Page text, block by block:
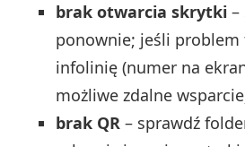
brak otwarcia skrytki –
ponownie; jeśli problem
infolinię (numer na
możliwe zdalne
brak QR – sprawdź